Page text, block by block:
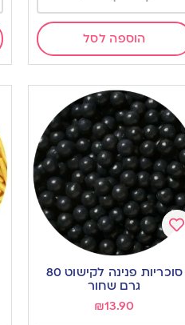
הוספה לסל
to
wishlist
סוכריות פנינה לקישוט 80
גרם שחור
₪13.90